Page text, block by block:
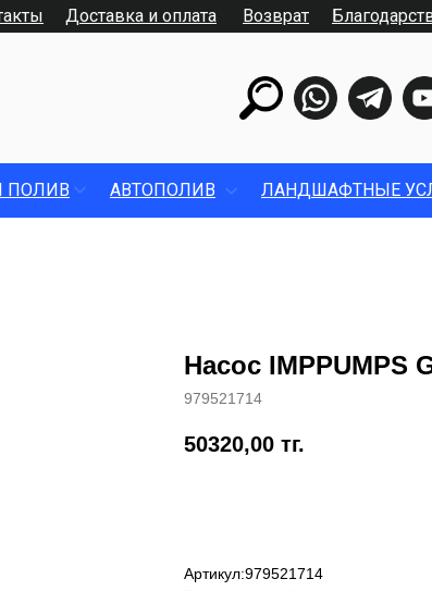
Доставка и оплата Возврат
ПОЛИВ АВТОПОЛИВ ЛАНДШАФТНЫЕ
Насос IMPPUMPS
979521714
50320,00 тг.
Артикул:979521714